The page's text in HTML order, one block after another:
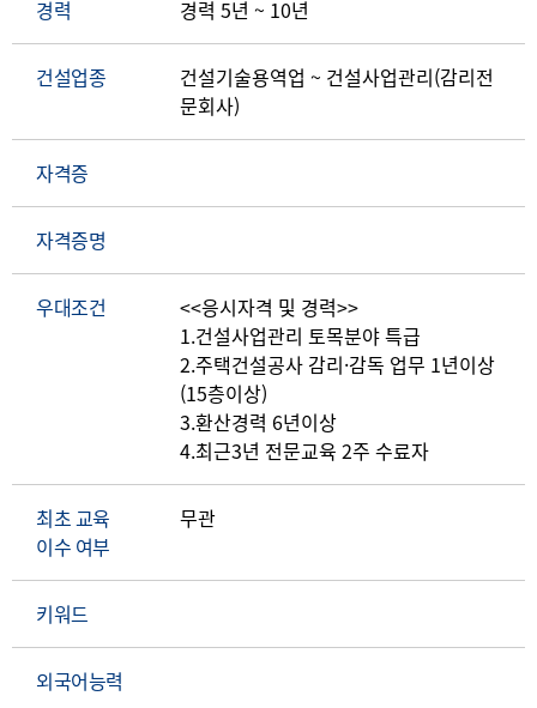
경력 경력 5년 ~ 10년
건설업종
건설기술용역업 ~ 건설사업관리(감리전
문회사)
자격증
자격증명
우대조건
<<응시자격 및 경력>>
1.건설사업관리 토목분야 특급
2.주택건설공사 감리·감독 업무 1년이상
(15층이상)
3.환산경력 6년이상
4.최근3년 전문교육 2주 수료자
최초 교육
이수 여부
무관
키워드
외국어능력